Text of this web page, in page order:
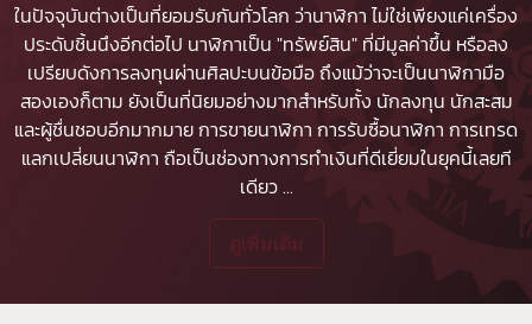
ในปัจจุบันต่างเป็นที่ยอมรับกันทั่วโลก ว่านาฬิกา ไม่ใช่เพียงแค่เครื่อง
ประดับชิ้นนึงอีกต่อไป นาฬิกาเป็น "ทรัพย์สิน" ที่มีมูลค่าขึ้น หรือลง
เปรียบดังการลงทุนผ่านศิลปะบนข้อมือ ถึงแม้ว่าจะเป็นนาฬิกามือ
สองเองก็ตาม ยังเป็นที่นิยมอย่างมากสำหรับทั้ง นักลงทุน นักสะสม
และผู้ชื่นชอบอีกมากมายการขายนาฬิกา การรับซื้อนาฬิกา การเทรด
แลกเปลี่ยนนาฬิกา ถือเป็นช่องทางการทำเงินที่ดีเยี่ยมในยุคนี้เลยที
เดียว...
ดูเพิ่มเติม